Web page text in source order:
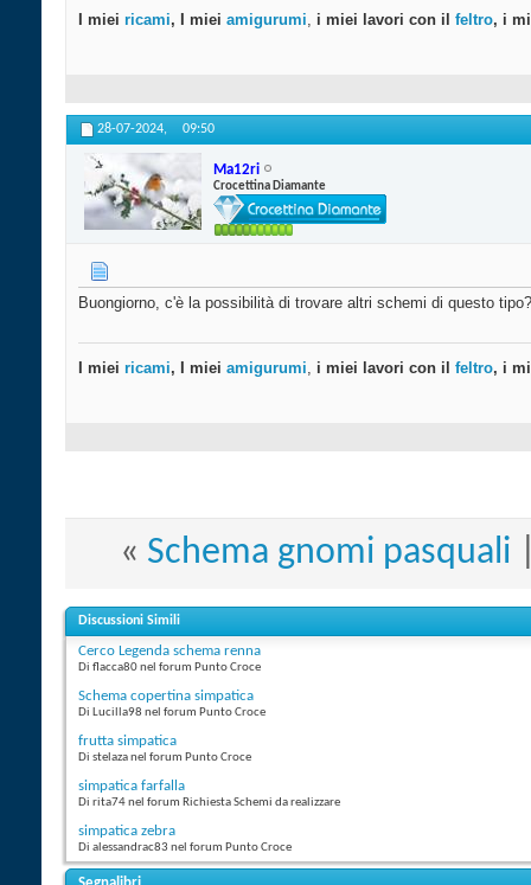
I miei ricami, I miei amigurumi, i miei lavori con il feltro, i
28-07-2024, 09:50
Ma12ri
Crocettina Diamante
Buongiorno, c'è la possibilità di trovare altri schemi di questo tipo?
I miei ricami, I miei amigurumi, i miei lavori con il feltro, i
« Schema gnomi pasquali
Discussioni Simili
Cerco Legenda schema renna
Di flacca80 nel forum Punto Croce
Schema copertina simpatica
Di Lucilla98 nel forum Punto Croce
frutta simpatica
Di stelaza nel forum Punto Croce
simpatica farfalla
Di rita74 nel forum Richiesta Schemi da realizzare
simpatica zebra
Di alessandrac83 nel forum Punto Croce